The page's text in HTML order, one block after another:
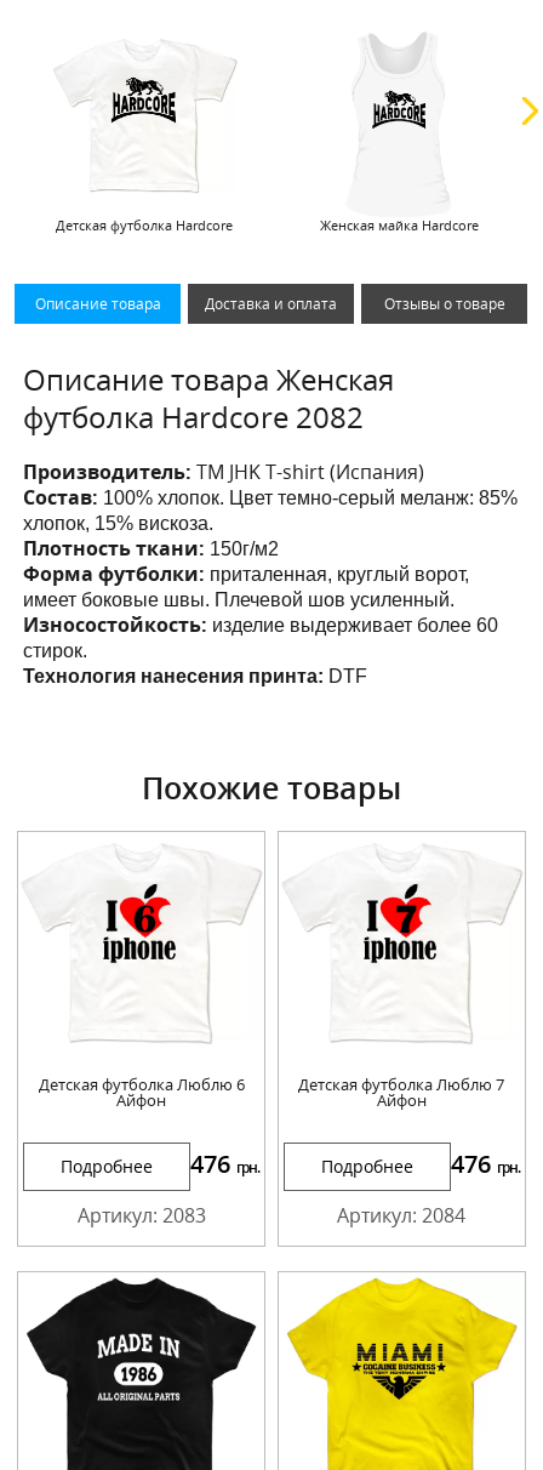
Детская футболка Hardcore Женская майка Hardcore
Описание товара Доставка и оплата Отзывы о товаре
Описание товара Женская
футболка Hardcore 2082
Производитель:ТМ JHK T-shirt (Испания)
Состав: 100% хлопок. Цвет темно-серый меланж: 85%
хлопок, 15% вискоза.
Плотность ткани: 150г/м2
Форма футболки: приталенная, круглый ворот,
имеет боковые швы. Плечевой шов усиленный.
Износостойкость: изделие выдерживает более 60
стирок.
Технология нанесения принта: DTF
Похожие товары
Детская футболка Люблю 6
Айфон
Подробнее 476 грн.
Артикул: 2083
Детская футболка Люблю 7
Айфон
Подробнее 476 грн.
Артикул: 2084